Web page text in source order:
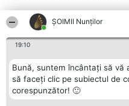
ȘOIMII Nunților
19:10
Bună, suntem încântați să vă
să faceți clic pe subiectul de
corespunzător! 🙂